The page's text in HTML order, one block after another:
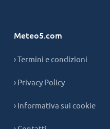
Meteo5.com
› Termini e condizioni
› Privacy Policy
› Informativa sui cookie